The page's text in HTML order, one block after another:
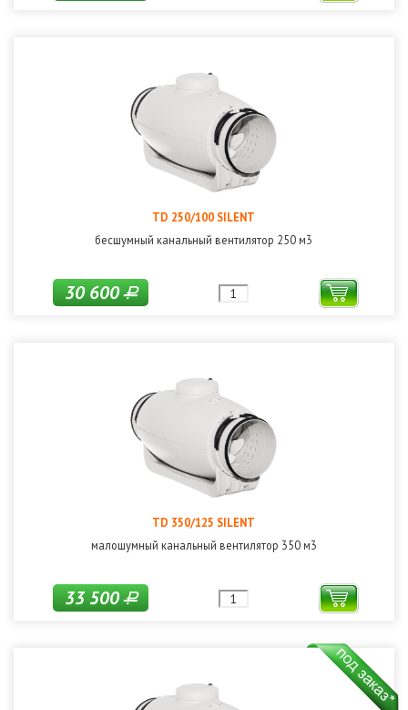
TD 250/100 SILENT
бесшумный канальный вентилятор 250 м3
30 600Р
TD 350/125 SILENT
малошумный канальный вентилятор 350 м3
33 500Р